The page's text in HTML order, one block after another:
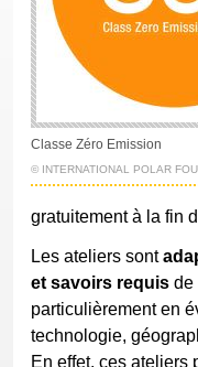
Classe Zéro Emission
© INTERNATIONAL POLAR
gratuitement à la fin
Les ateliers sont
et savoirs requis de
particulièrement en
technologie,
En effet, ces ateliers